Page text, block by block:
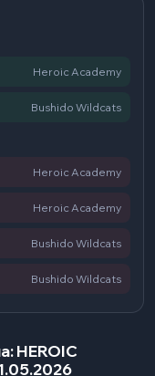
Heroic Academy
Bushido Wildcats
Heroic Academy
Heroic Academy
Bushido Wildcats
Bushido Wildcats
HEROIC